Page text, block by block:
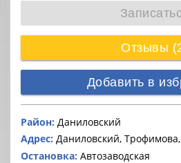
Отзывы
Добавить в
Район: Даниловский
Адрес: Даниловский, Трофимова,
Остановка: Автозаводская